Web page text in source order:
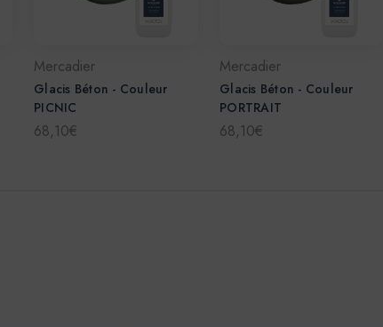
Mercadier
Glacis Béton - Couleur
PICNIC
68,10€
Mercadier
Glacis Béton - Couleur
PORTRAIT
68,10€